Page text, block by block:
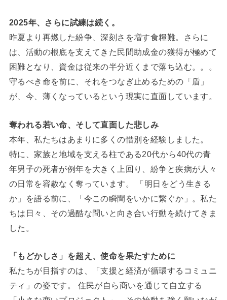
2025年、さらに試練は続く。
昨夏より再燃した紛争、深刻さを増す食糧難。さらに
は、活動の根底を支えてきた民間助成金の獲得が極めて
困難となり、資金は従来の半分近くまで落ち込む。。。
守るべき命を前に、それをつなぎ止めるための「盾」
が、今、薄くなっているという現実に直面しています。
奪われる若い命、そして直面した悲しみ
本年、私たちはあまりに多くの惜別を経験しました。
特に、家族と地域を支える柱である20代から40代の青
年男子の死者が例年を大きく上回り、紛争と疾病が人々
の日常を容赦なく奪っています。 「明日をどう生きる
か」を語る前に、「今この瞬間をいかに繋ぐか」。私た
ちは日々、その過酷な問いと向き合い行動を続けてきま
した。
「もどかしさ」を超え、使命を果たすために
私たちが目指すのは、「支援と経済が循環するコミュニ
ティ」の姿です。 住民が自ら商いを通じて自立する